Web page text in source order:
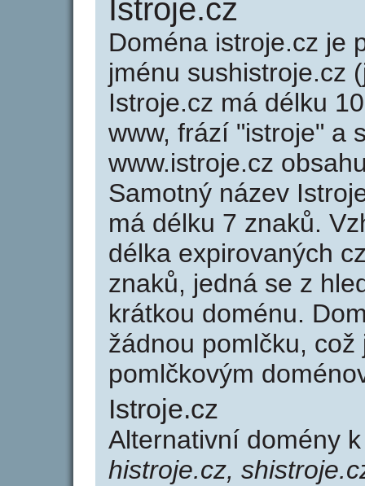
Istroje.cz
Doména istroje.cz je
jménu sushistroje.cz
Istroje.cz má délku
www, frází "istroje" a
www.istroje.cz
Samotný název
má délku 7 znaků.
délka expirovaných
znaků, jedná se z
krátkou doménu.
žádnou pomlčku,
pomlčkovým
Istroje.cz
Alternativní domény
histroje.cz,